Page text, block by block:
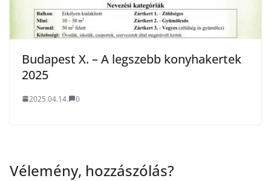
Budapest X. – A legszebb konyhakertek
2025
2025.04.14. 0
Vélemény, hozzászólás?